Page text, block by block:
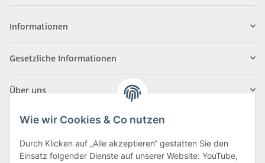
Informationen
Gesetzliche Informationen
Über uns
Wie wir Cookies & Co nutzen
Durch Klicken auf „Alle akzeptieren“ gestatten Sie den
Einsatz folgender Dienste auf unserer Website: YouTube,